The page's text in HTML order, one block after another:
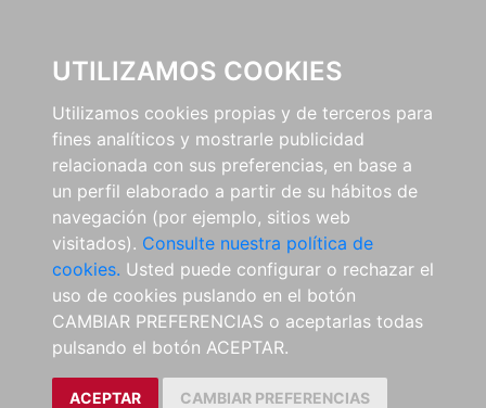
UTILIZAMOS COOKIES
Utilizamos cookies propias y de terceros para
fines analíticos y mostrarle publicidad
relacionada con sus preferencias, en base a
un perfil elaborado a partir de su hábitos de
navegación (por ejemplo, sitios web
visitados). Consulte nuestra política de
cookies. Usted puede configurar o rechazar el
uso de cookies puslando en el botón
CAMBIAR PREFERENCIAS o aceptarlas todas
pulsando el botón ACEPTAR.
ACEPTAR CAMBIAR PREFERENCIAS